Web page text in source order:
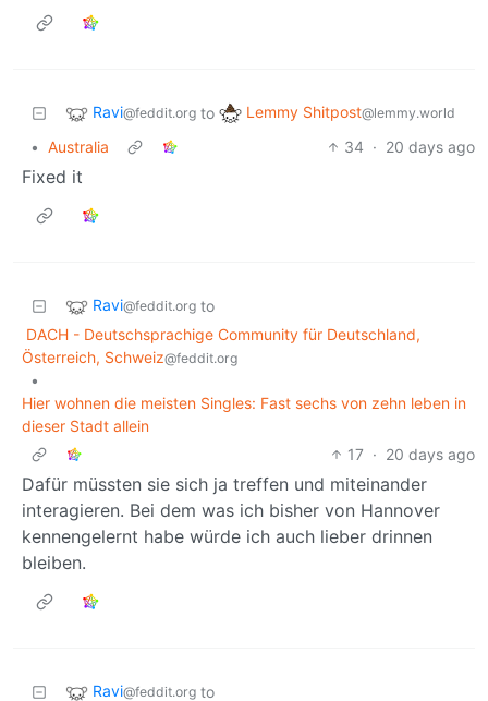
Ravi@feddit.org to Lemmy Shitpost@lemmy.world
• Australia 34 · 20 days ago
Fixed it
Ravi@feddit.org to
DACH - Deutschsprachige Community für Deutschland,
Österreich, Schweiz@feddit.org
•
Hier wohnen die meisten Singles: Fast sechs von zehn leben in
dieser Stadt allein
17 · 20 days ago
Dafür müssten sie sich ja treffen und miteinander
interagieren. Bei dem was ich bisher von Hannover
kennengelernt habe würde ich auch lieber drinnen
bleiben.
Ravi@feddit.org to